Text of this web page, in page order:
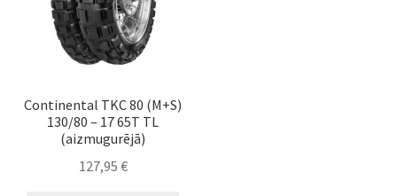
Continental TKC 80 (M+S)
130/80 – 17 65T TL
(aizmugurējā)
127,95 €